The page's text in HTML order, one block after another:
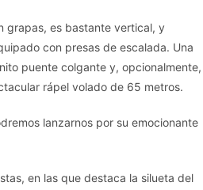
grapas, es bastante vertical, y
con presas de escalada. Una
puente colgante y, opcionalmente,
rápel volado de 65 metros.
lanzarnos por su emocionante
en las que destaca la silueta del